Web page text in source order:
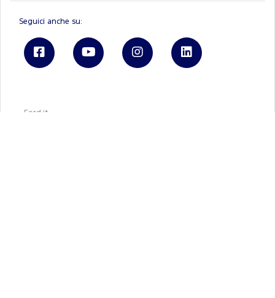
Seguici anche su:
Ford.it